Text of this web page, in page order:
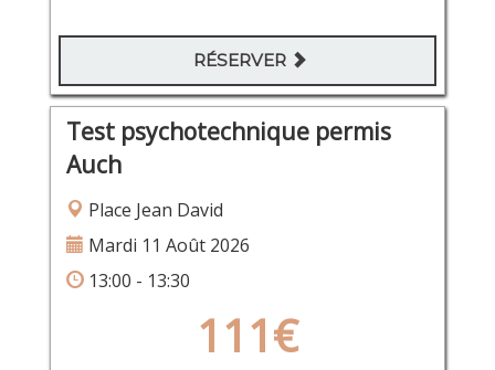
RÉSERVER
Test psychotechnique permis
Auch
Place Jean David
Mardi 11 Août 2026
13:00 - 13:30
111€